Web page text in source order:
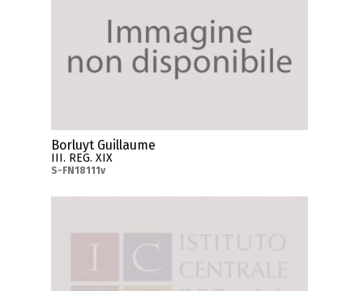
Borluyt Guillaume
III. REG. XIX
S-FN18111v